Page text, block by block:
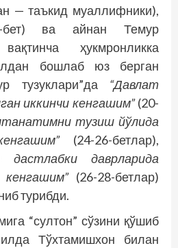
— таъкид муаллифники),
ва айнан Темур
ҳукмронликка
бошлаб юз берган
тузуклари”да “Давлат
иккинчи кенгашим”(20-
тузиш йўлида
(24-26-бетлар),
дастлабки даврларида
(26-28-бетлар)
турибди.
“султон” сўзини қўшиб
Тўхтамишхон билан